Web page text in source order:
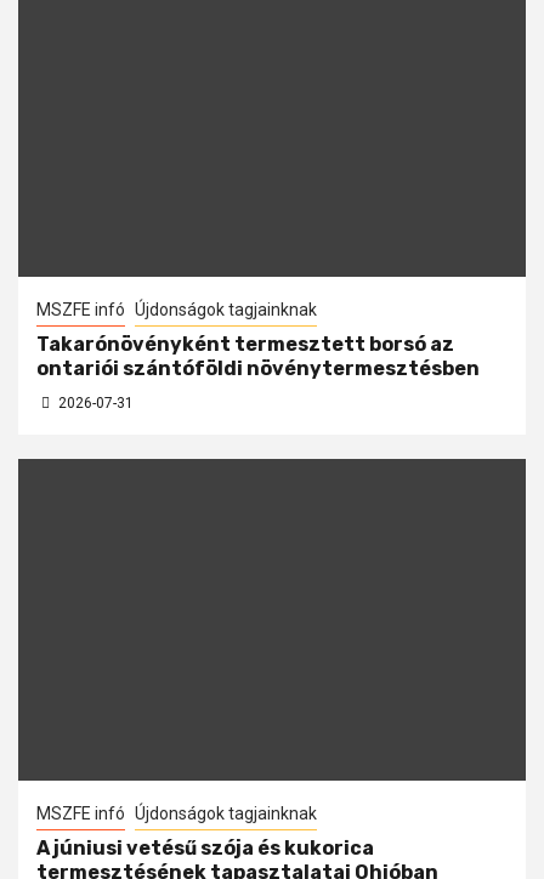
MSZFE infó Újdonságok tagjainknak
Takarónövényként termesztett borsó az
ontariói szántóföldi növénytermesztésben
2026-07-31
MSZFE infó Újdonságok tagjainknak
A júniusi vetésű szója és kukorica
termesztésének tapasztalatai Ohióban